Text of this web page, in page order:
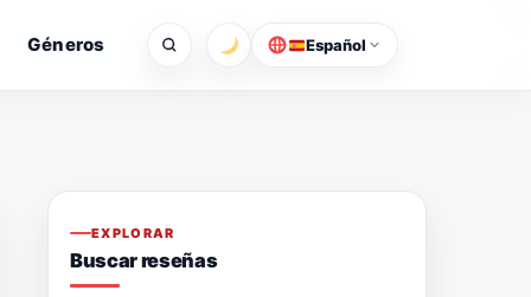
Géneros Español
EXPLORAR
Buscar reseñas